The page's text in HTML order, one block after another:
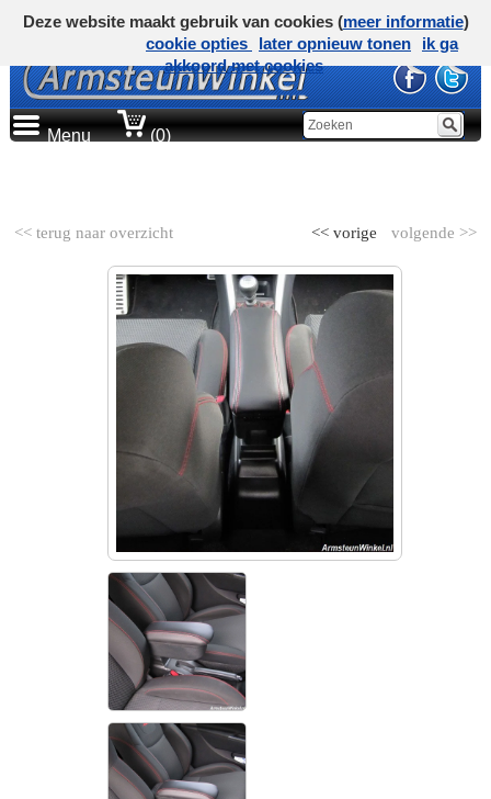
Menu (0)
<< terug naar overzicht volgende >>
<< vorige
Deze website maakt gebruik van cookies (meer informatie)
cookie opties
later opnieuw tonen
ik ga
akkoord met cookies